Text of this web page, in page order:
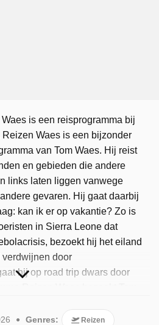
is een reisprogramma bij
Reizen Waes is een bijzonder
van Tom Waes. Hij reist
en gebieden die andere
links laten liggen vanwege
gevaren. Hij gaat daarbij
kan ik er op vakantie? Zo is
in Sierra Leone dat
bezoekt hij het eiland
verdwijnen door
hij op road trip dwars door
Zuid-Soedan, Colombia, Iran,
Genres: Reizen